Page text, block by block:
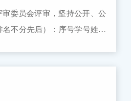
委员会评审，坚持公开、公
不分先后）：序号学号姓名